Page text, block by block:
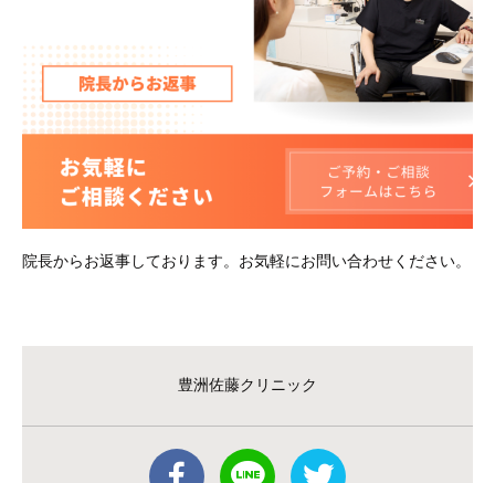
院長からお返事しております。お気軽にお問い合わせください。
豊洲佐藤クリニック